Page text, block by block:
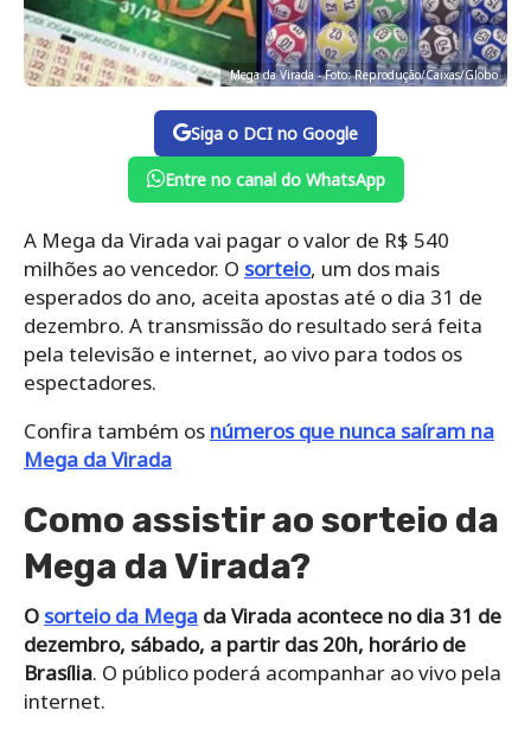
Mega da Virada - Foto: Reprodução/Caixas/Globo
Siga o DCI no Google
Entre no canal do WhatsApp
A Mega da Virada vai pagar o valor de R$ 540
milhões ao vencedor. O sorteio, um dos mais
esperados do ano, aceita apostas até o dia 31 de
dezembro. A transmissão do resultado será feita
pela televisão e internet, ao vivo para todos os
espectadores.
Confira também os números que nunca saíram na
Mega da Virada
Como assistir ao sorteio da
Mega da Virada?
O sorteio da Mega da Virada acontece no dia 31 de
dezembro, sábado, a partir das 20h, horário de
Brasília. O público poderá acompanhar ao vivo pela
internet.